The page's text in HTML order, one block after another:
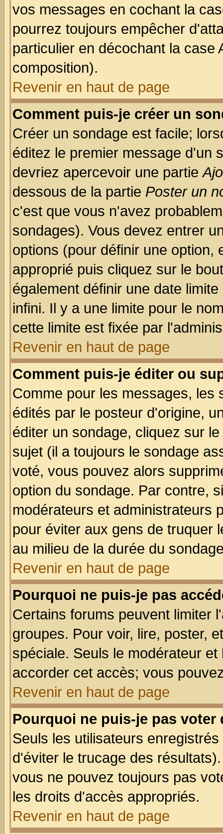
vos messages en cochant la
pourrez toujours empêcher
particulier en décochant la case
composition).
Revenir en haut de page
Comment puis-je créer un
Créer un sondage est facile;
éditez le premier message d'un
devriez apercevoir une partie
dessous de la partie Poster un
c'est que vous n'avez
sondages). Vous devez entrer
options (pour définir une option,
approprié puis cliquez sur le
également définir une date
infini. Il y a une limite pour le
cette limite est fixée par
Revenir en haut de page
Comment puis-je éditer ou
Comme pour les messages, les
édités par le posteur d'origine,
éditer un sondage, cliquez sur
sujet (il a toujours le sondage
voté, vous pouvez alors
option du sondage. Par contre,
modérateurs et administrateurs
pour éviter aux gens de truquer
au milieu de la durée du
Revenir en haut de page
Pourquoi ne puis-je pas
Certains forums peuvent limiter
groupes. Pour voir, lire, poster,
spéciale. Seuls le modérateur
accorder cet accès; vous
Revenir en haut de page
Pourquoi ne puis-je pas voter
Seuls les utilisateurs
d'éviter le trucage des
vous ne pouvez toujours pas
les droits d'accès appropriés.
Revenir en haut de page